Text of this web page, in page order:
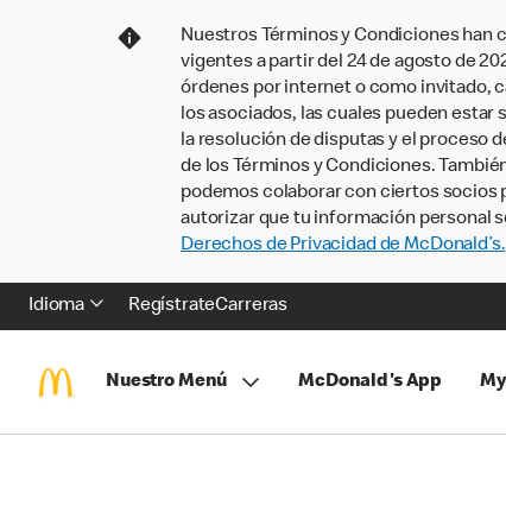
Nuestros Términos y Condiciones han
vigentes a partir del 24 de agosto de
órdenes por internet o como invitado,
los asociados, las cuales pueden
la resolución de disputas y el proceso
de los Términos y Condiciones.
podemos colaborar con ciertos socios
autorizar que tu información personal
Derechos de Privacidad de McDonald’s.
Idioma RegístrateCarreras
Nuestro Menú McDonald's App